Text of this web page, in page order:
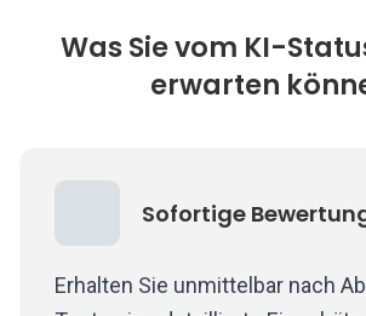
Was Sie vom KI-
erwarten
Sofortige
Erhalten Sie unmittelbar nach